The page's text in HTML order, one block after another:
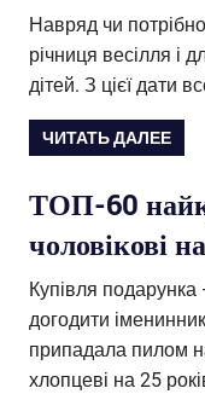
Навряд чи
річниця весілля і
дітей. З цієї дати
ЧИТАТЬ ДАЛЕЕ
ТОП-60
чоловікові
Купівля
догодити
припадала пилом
хлопцеві на 25